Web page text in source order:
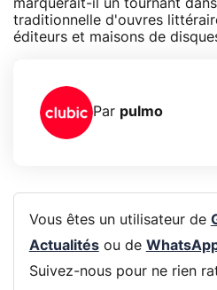
marquerait-il un tournant
traditionnelle d'ouvres
éditeurs et maisons de
Par pulmo
Vous êtes un utilisateur de
Actualitésou de
Suivez-nous pour ne rien